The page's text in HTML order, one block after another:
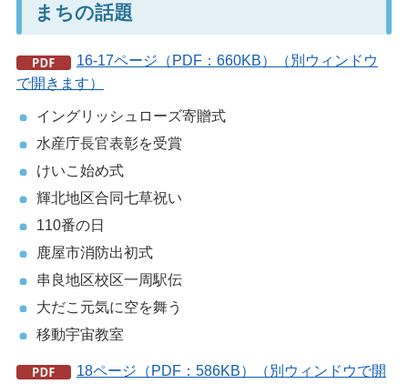
まちの話題
16-17ページ（PDF：660KB）（別ウィンドウ
で開きます）
イングリッシュローズ寄贈式
水産庁長官表彰を受賞
けいこ始め式
輝北地区合同七草祝い
110番の日
鹿屋市消防出初式
串良地区校区一周駅伝
大だこ元気に空を舞う
移動宇宙教室
18ページ（PDF：586KB）（別ウィンドウで開